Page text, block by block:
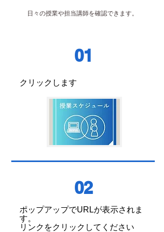
日々の授業や担当講師を確認できます。
01
クリックします
02
ポップアップでURLが表示されま
す。
​リンクをクリックしてください